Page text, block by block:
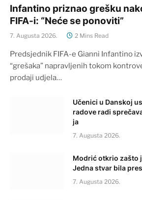
Infantino priznao grešku
FIFA-i: “Neće se ponoviti”
7. Augusta 2026. 2 Mins Read
Predsjednik FIFA-e Gianni Infantino
“grešaka” napravljenih tokom
prodaji udjela…
Učenici u Danskoj
radove radi
ja
7. Augusta 2026.
Modrić otkrio zašto
Jedna stvar bila
7. Augusta 2026.